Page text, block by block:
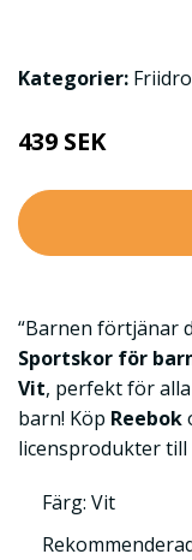
Kategorier:
439 SEK
“Barnen förtjänar
Sportskor för
Vit, perfekt för
barn! Köp Reebok
licensprodukter till
Färg: Vit